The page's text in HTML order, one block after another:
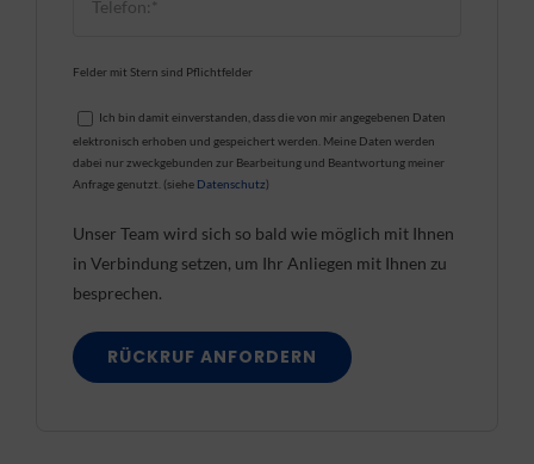
Felder mit Stern sind Pflichtfelder
Ich bin damit einverstanden, dass die von mir angegebenen Daten
elektronisch erhoben und gespeichert werden. Meine Daten werden
dabei nur zweckgebunden zur Bearbeitung und Beantwortung meiner
Anfrage genutzt. (siehe Datenschutz)
Unser Team wird sich so bald wie möglich mit Ihnen
in Verbindung setzen, um Ihr Anliegen mit Ihnen zu
besprechen.